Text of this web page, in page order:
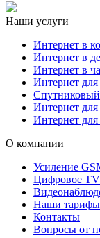
Наши услуги
Интернет в
Интернет в
Интернет в
Интернет
Интернет
Интернет
О компании
Усиление
Цифровое TV
Наши тарифы
Контакты
Вопросы от